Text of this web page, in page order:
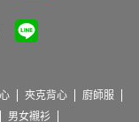
夾克背心
廚師服
男女襯衫